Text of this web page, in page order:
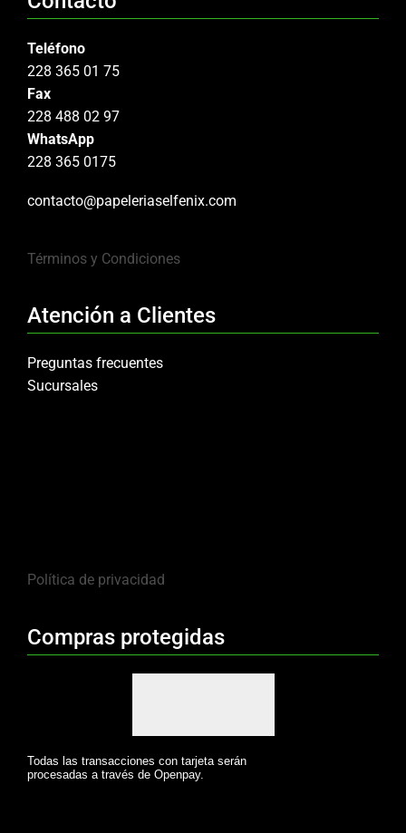
Teléfono
228 365 01 75
Fax
228 488 02 97
WhatsApp
228 365 0175
contacto@papeleriaselfenix.com
Términos y Condiciones
Atención a Clientes
Preguntas frecuentes
Sucursales
Política de privacidad
Compras protegidas
Todas las transacciones con tarjeta serán
procesadas a través de Openpay.